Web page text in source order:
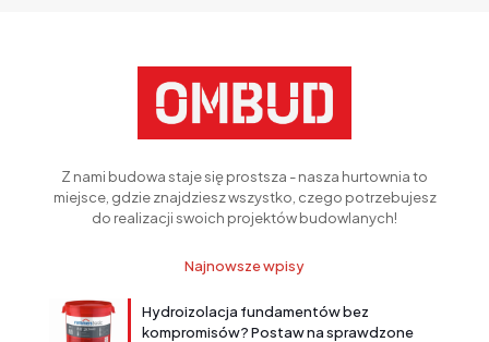
Z nami budowa staje się prostsza - nasza hurtownia to
miejsce, gdzie znajdziesz wszystko, czego potrzebujesz
do realizacji swoich projektów budowlanych!
Najnowsze wpisy
Hydroizolacja fundamentów bez
kompromisów? Postaw na sprawdzone